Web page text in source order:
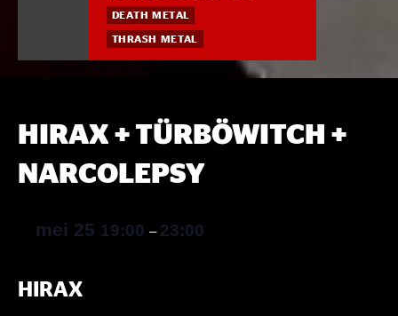
DEATH METAL
THRASH METAL
HIRAX + TÜRBÖWITCH +
NARCOLEPSY
mei 25 19:00 – 23:00
HIRAX